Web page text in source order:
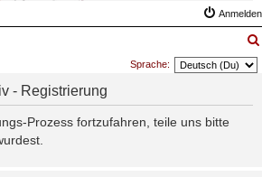
Anmelden
Sprache:
- Registrierung
Prozess fortzufahren, teile uns bitte